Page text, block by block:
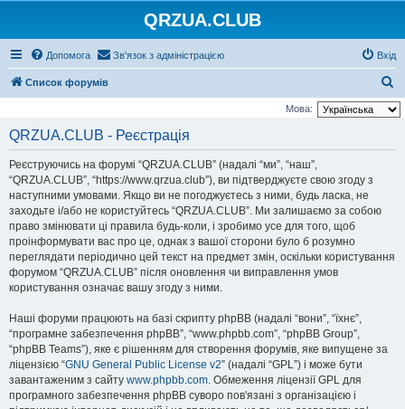
QRZUA.CLUB
Допомога Зв'язок з адміністрацією Вхід
Список форумів
о
Мова:
QRZUA.CLUB - Реєстрація
Реєструючись на форумі “QRZUA.CLUB” (надалі “ми”, “наш”,
“QRZUA.CLUB”, “https://www.qrzua.club”), ви підтверджуєте свою згоду з
наступними умовами. Якщо ви не погоджуєтесь з ними, будь ласка, не
заходьте і/або не користуйтесь “QRZUA.CLUB”. Ми залишаємо за собою
право змінювати ці правила будь-коли, і зробимо усе для того, щоб
проінформувати вас про це, однак з вашої сторони було б розумно
переглядати періодично цей текст на предмет змін, оскільки користування
форумом “QRZUA.CLUB” після оновлення чи виправлення умов
користування означає вашу згоду з ними.
Наші форуми працюють на базі скрипту phpBB (надалі “вони”, “їхнє”,
“програмне забезпечення phpBB”, “www.phpbb.com”, “phpBB Group”,
“phpBB Teams”), яке є рішенням для створення форумів, яке випущене за
ліцензією “GNU General Public License v2” (надалі “GPL”) і може бути
завантаженим з сайту www.phpbb.com. Обмеження ліцензії GPL для
програмного забезпечення phpBB суворо пов'язані з організацією і